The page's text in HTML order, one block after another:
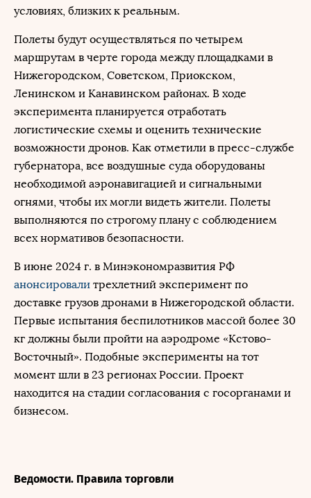
условиях, близких к реальным.
Полеты будут осуществляться по четырем
маршрутам в черте города между площадками в
Нижегородском, Советском, Приокском,
Ленинском и Канавинском районах. В ходе
эксперимента планируется отработать
логистические схемы и оценить технические
возможности дронов. Как отметили в пресс-службе
губернатора, все воздушные суда оборудованы
необходимой аэронавигацией и сигнальными
огнями, чтобы их могли видеть жители. Полеты
выполняются по строгому плану с соблюдением
всех нормативов безопасности.
В июне 2024 г. в Минэкономразвития РФ
анонсировали трехлетний эксперимент по
доставке грузов дронами в Нижегородской области.
Первые испытания беспилотников массой более 30
кг должны были пройти на аэродроме «Кстово-
Восточный». Подобные эксперименты на тот
момент шли в 23 регионах России. Проект
находится на стадии согласования с госорганами и
бизнесом.
Ведомости. Правила торговли